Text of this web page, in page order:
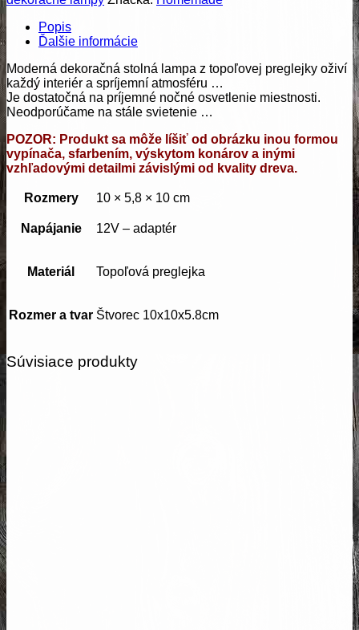
Popis
Ďalšie informácie
Moderná dekoračná stolná lampa z topoľovej preglejky oživí
každý interiér a spríjemní atmosféru …
Je dostatočná na príjemné nočné osvetlenie miestnosti.
Neodporúčame na stále svietenie …
POZOR: Produkt sa môže líšiť od obrázku inou formou
vypínača, sfarbením, výskytom konárov a inými
vzhľadovými detailmi závislými od kvality dreva.
Rozmery 10 × 5,8 × 10 cm
Napájanie 12V – adaptér
Materiál Topoľová preglejka
Rozmer a tvar Štvorec 10x10x5.8cm
Súvisiace produkty